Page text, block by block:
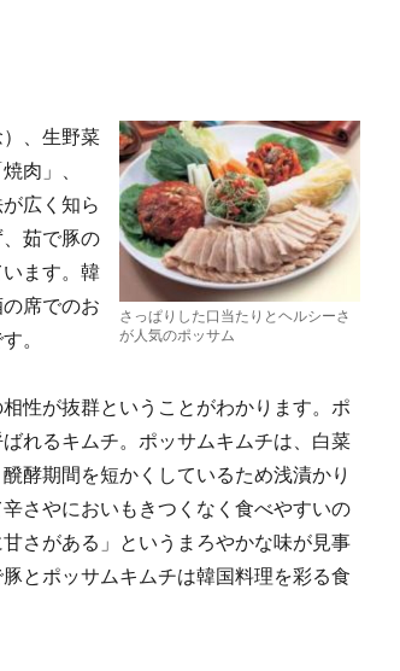
さっぱりした口当たりとヘルシーさ
が人気のポッサム
、生野菜
肉」、
広く知ら
茹で豚の
ます。韓
席でのお
。
性が抜群ということがわかります。ポ
れるキムチ。ポッサムキムチは、白菜
酵期間を短かくしているため浅漬かり
さやにおいもきつくなく食べやすいの
さがある」というまろやかな味が見事
とポッサムキムチは韓国料理を彩る食